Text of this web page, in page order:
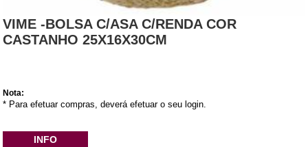
VIME -BOLSA C/ASA C/RENDA COR
CASTANHO 25X16X30CM
Nota:
* Para efetuar compras, deverá efetuar o seu login.
INFO